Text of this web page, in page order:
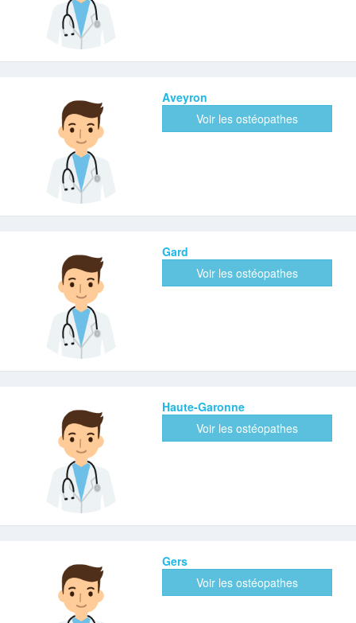
Aveyron
Voir les ostéopathes
Gard
Voir les ostéopathes
Haute-Garonne
Voir les ostéopathes
Gers
Voir les ostéopathes